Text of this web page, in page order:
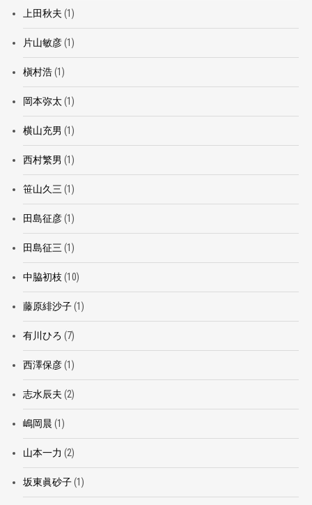
上田秋夫 (1)
片山敏彦(1)
槇村浩(1)
岡本弥太 (1)
横山充男 (1)
西村繁男 (1)
笹山久三 (1)
田島征彦(1)
田島征三 (1)
中脇初枝 (10)
藤原緋沙子(1)
有川ひろ (7)
西澤保彦(1)
志水辰夫 (2)
嶋岡晨 (1)
山本一力 (2)
坂東眞砂子(1)